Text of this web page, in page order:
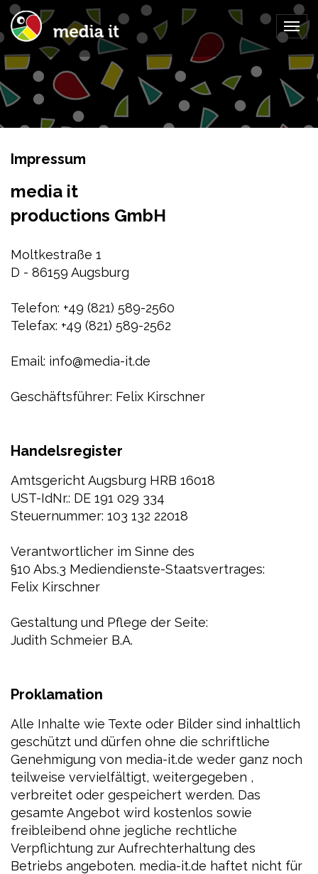
Impressum
media it
productions GmbH
Moltkestraße 1
D - 86159 Augsburg
Telefon: +49 (821) 589-2560
Telefax: +49 (821) 589-2562
Email: info@media-it.de
Geschäftsführer: Felix Kirschner
Handelsregister
Amtsgericht Augsburg HRB 16018
UST-IdNr.: DE 191 029 334
Steuernummer: 103 132 22018
Verantwortlicher im Sinne des
§10 Abs.3 Mediendienste-Staatsvertrages:
Felix Kirschner
Gestaltung und Pflege der Seite:
Judith Schmeier B.A.
Proklamation
Alle Inhalte wie Texte oder Bilder sind inhaltlich
geschützt und dürfen ohne die schriftliche
Genehmigung von media-it.de weder ganz noch
teilweise vervielfältigt, weitergegeben ,
verbreitet oder gespeichert werden. Das
gesamte Angebot wird kostenlos sowie
freibleibend ohne jegliche rechtliche
Verpflichtung zur Aufrechterhaltung des
Betriebs angeboten. media-it.de haftet nicht für